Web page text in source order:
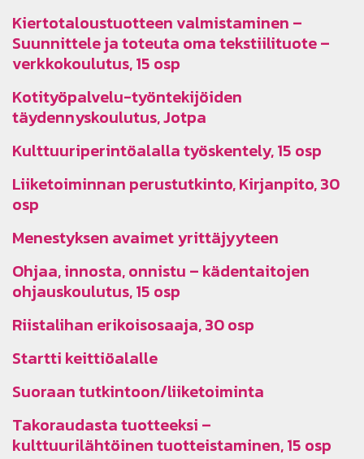
Kiertotaloustuotteen valmistaminen –
Suunnittele ja toteuta oma tekstiilituote –
verkkokoulutus, 15 osp
Kotityöpalvelu-työntekijöiden
täydennyskoulutus, Jotpa
Kulttuuriperintöalalla työskentely, 15 osp
Liiketoiminnan perustutkinto, Kirjanpito, 30
osp
Menestyksen avaimet yrittäjyyteen
Ohjaa, innosta, onnistu – kädentaitojen
ohjauskoulutus, 15 osp
Riistalihan erikoisosaaja, 30 osp
Startti keittiöalalle
Suoraan tutkintoon/liiketoiminta
Takoraudasta tuotteeksi –
kulttuurilähtöinen tuotteistaminen, 15 osp